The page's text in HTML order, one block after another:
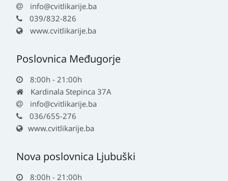
info@cvitlikarije.ba
039/832-826
www.cvitlikarije.ba
Poslovnica Međugorje
8:00h - 21:00h
Kardinala Stepinca 37A
info@cvitlikarije.ba
036/655-276
www.cvitlikarije.ba
Nova poslovnica Ljubuški
8:00h - 21:00h